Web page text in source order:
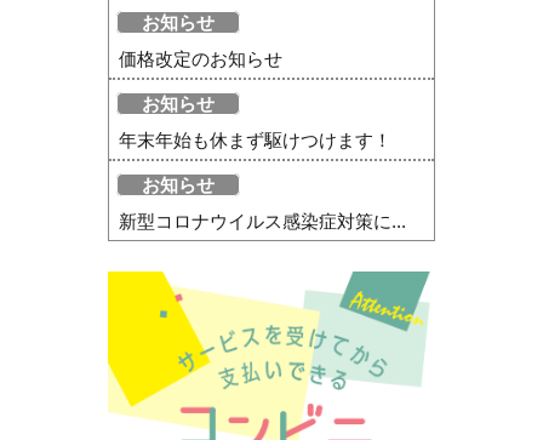
お知らせ
価格改定のお知らせ
お知らせ
年末年始も休まず駆けつけます！
お知らせ
新型コロナウイルス感染症対策に...